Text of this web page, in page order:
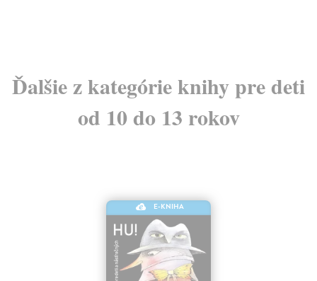
Ďalšie z kategórie knihy pre deti
od 10 do 13 rokov
E-KNIHA